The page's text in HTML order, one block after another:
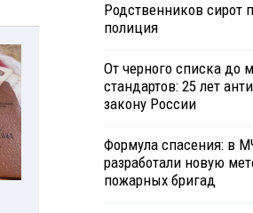
Родственников сирот
полиция
От черного списка до
стандартов: 25 лет
закону России
Формула спасения: в
разработали новую
пожарных бригад